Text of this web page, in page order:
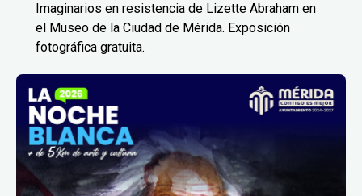
Imaginarios en resistencia de Lizette Abraham en
el Museo de la Ciudad de Mérida. Exposición
fotográfica gratuita.